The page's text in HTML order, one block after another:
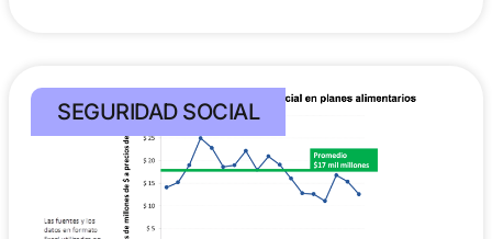
SEGURIDAD SOCIAL